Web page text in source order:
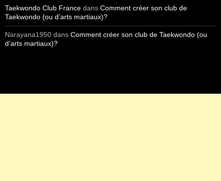
Taekwondo Club France dans Comment créer son club de
Taekwondo (ou d’arts martiaux)?
Narayana1950 dans Comment créer son club de Taekwondo (ou
d’arts martiaux)?